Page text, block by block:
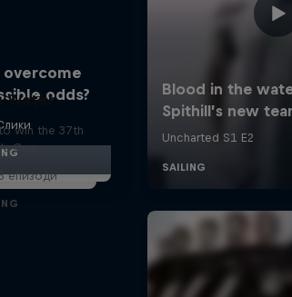
overcome
odds?
Water
win the 37th
Cup
епизоди